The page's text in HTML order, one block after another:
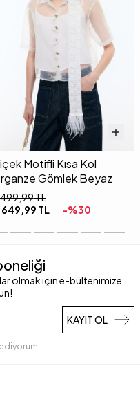
Motifli Kısa Kol
Gömlek Beyaz
TL
TL -%30
olmak için e-bültenimize
KAYIT OL